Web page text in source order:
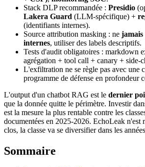
Stack DLP recommandée : Presidio
Lakera Guard (LLM-spécifique) +
(identifiants internes).
Source attribution masking : ne jamais
internes, utiliser des labels descriptifs.
Tests d'audit obligatoires : markdown
agrégation + tool call + canary + side-
L'exfiltration ne se règle pas avec une
programme de défense en profondeur
L'output d'un chatbot RAG est le dernier
que la donnée quitte le périmètre. Investir
est la mesure la plus rentable contre les
documentées en 2025-2026. EchoLeak n'est
clos, la classe va se diversifier dans les
Sommaire